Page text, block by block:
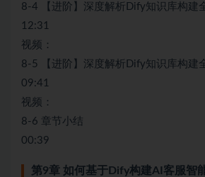
8-4 【进阶】深度解析Dify知识库构建
12:31
视频：
8-5 【进阶】深度解析Dify知识库构建
09:41
视频：
8-6 章节小结
00:39
第9章 如何基于Dify构建AI客服智